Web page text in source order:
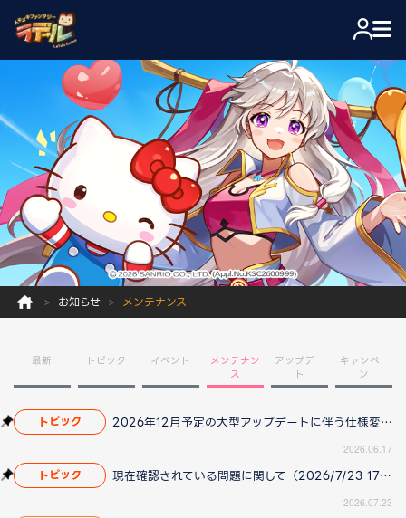
お知らせ メンテナンス
最新 トピック イベント
メンテナン
ス
アップデー
ト
キャンペー
ン
トピック 2026年12月予定の大型アップデートに伴う仕様変更のお知らせ
2026.06.17
トピック 現在確認されている問題に関して（2026/7/23 17:00更新）
2026.07.23